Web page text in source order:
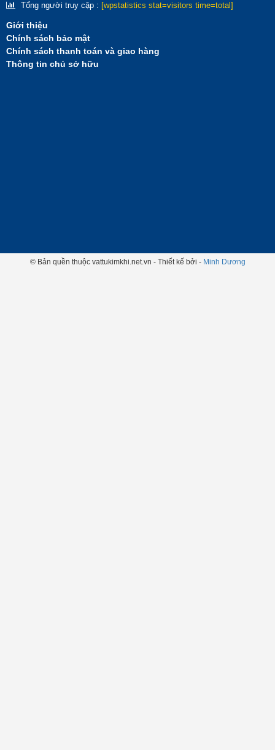
Tổng người truy cập : [wpstatistics stat=visitors time=total]
Giới thiệu
Chính sách bảo mật
Chính sách thanh toán và giao hàng
Thông tin chủ sở hữu
© Bản quền thuộc vattukimkhi.net.vn - Thiết kế bởi - Minh Dương